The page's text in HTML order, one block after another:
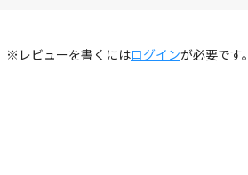
※レビューを書くにはログインが必要です。